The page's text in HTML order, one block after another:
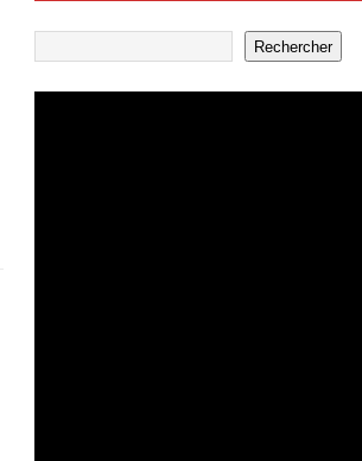
Rechercher